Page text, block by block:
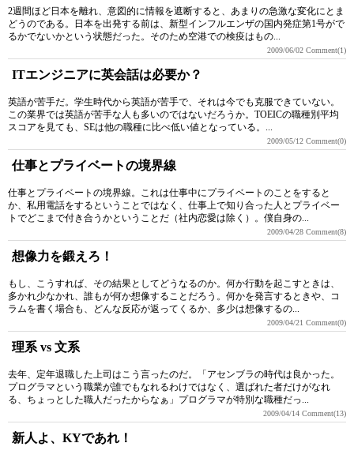
2週間ほど日本を離れ、意図的に情報を遮断すると、あまりの急激な変化にとま
どうのである。日本を出発する前は、新型インフルエンザの国内発症第1号がで
るかでないかという状態だった。そのため空港での検疫はもの...
2009/06/02 Comment(1)
ITエンジニアに英会話は必要か？
英語が苦手だ。学生時代から英語が苦手で、それは今でも克服できていない。
この業界では英語が苦手な人も多いのではないだろうか。TOEICの職種別平均
スコアを見ても、SEは他の職種に比べ低い値となっている。...
2009/05/12 Comment(0)
仕事とプライベートの境界線
仕事とプライベートの境界線。これは仕事中にプライベートのことをすると
か、私用電話をするということではなく、仕事上で知り合った人とプライベー
トでどこまで付き合うかということだ（社内恋愛は除く）。僕自身の...
2009/04/28 Comment(8)
想像力を鍛えろ！
もし、こうすれば、その結果としてどうなるのか。何か行動を起こすときは、
多かれ少なかれ、誰もが何か想像することだろう。何かを発言するときや、コ
ラムを書く場合も、どんな反応が返ってくるか、多少は想像するの...
2009/04/21 Comment(0)
理系 vs 文系
去年、定年退職した上司はこう言ったのだ。「アセンブラの時代は良かった。
プログラマという職業が誰でもなれるわけではなく、選ばれた者だけがなれ
る、ちょっとした職人だったからなぁ」プログラマが特別な職種だっ...
2009/04/14 Comment(13)
新人よ、KYであれ！